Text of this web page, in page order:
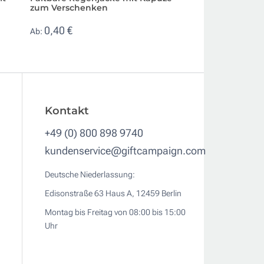
zum Verschenken
Ab: 0,40 €
Kontakt
+49 (0) 800 898 9740
kundenservice@giftcampaign.com
Deutsche Niederlassung:
Edisonstraße 63 Haus A, 12459 Berlin
Montag bis Freitag von 08:00 bis 15:00
Uhr